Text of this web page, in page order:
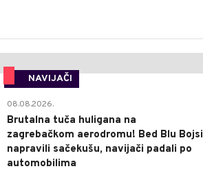
NAVIJAČI
08.08.2026.
Brutalna tuča huligana na
zagrebačkom aerodromu! Bed Blu Bojsi
napravili sačekušu, navijači padali po
automobilima